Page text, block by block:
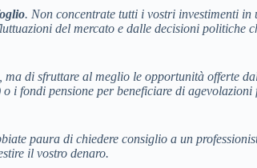
. Non concentrate tutti i vostri investimenti in
del mercato e dalle decisioni politiche
ma di sfruttare al meglio le opportunità offerte
i fondi pensione per beneficiare di
paura di chiedere consiglio a un
il vostro denaro.